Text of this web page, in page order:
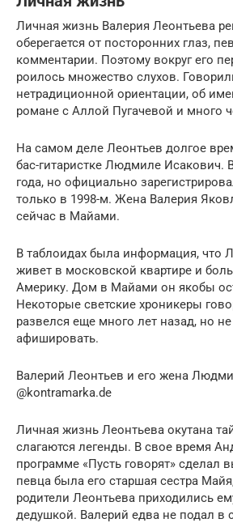
Личная жизнь Валерия Леонтьева
оберегается от посторонних глаз,
комментарии. Поэтому вокруг его
роилось множество слухов.
нетрадиционной ориентации, об
романе с Аллой Пугачевой и много
На самом деле Леонтьев долгое
бас-гитаристке Людмиле Исакович.
года, но официально
только в 1998-м. Жена Валерия
сейчас в Майами.
В таблоидах была информация, что
живет в московской квартире и
Америку. Дом в Майами он якобы
Некоторые светские хроникеры
развелся еще много лет назад, но
афишировать.
Валерий Леонтьев и его жена
@kontramarka.de
Личная жизнь Леонтьева окутана
слагаются легенды. В свое время
программе «Пусть говорят» сделал
певца была его старшая сестра
родители Леонтьева приходились
дедушкой. Валерий едва не подал в